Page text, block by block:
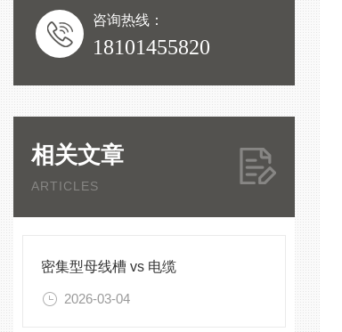
咨询热线：
18101455820
相关文章
ARTICLES
密集型母线槽 vs 电缆
2026-03-04